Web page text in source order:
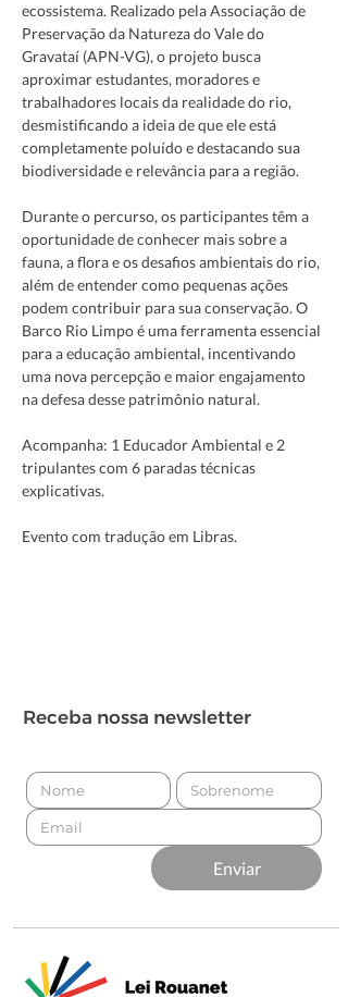
ecossistema. Realizado pela Associação de
Preservação da Natureza do Vale do
Gravataí (APN-VG), o projeto busca
aproximar estudantes, moradores e
trabalhadores locais da realidade do rio,
desmistificando a ideia de que ele está
completamente poluído e destacando sua
biodiversidade e relevância para a região.
Durante o percurso, os participantes têm a
oportunidade de conhecer mais sobre a
fauna, a flora e os desafios ambientais do rio,
além de entender como pequenas ações
podem contribuir para sua conservação. O
Barco Rio Limpo é uma ferramenta essencial
para a educação ambiental, incentivando
uma nova percepção e maior engajamento
na defesa desse patrimônio natural.
Acompanha: 1 Educador Ambiental e 2
tripulantes com 6 paradas técnicas
explicativas.
Evento com tradução em Libras.
Receba nossa newsletter
Enviar